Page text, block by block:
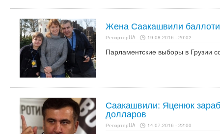
Жена Саакашвили
РепортерUA 19.08.2016 - 20:02
Парламентские выборы в Грузии
Саакашвили: Яценюк
долларов
РепортерUA 14.07.2016 - 22:00